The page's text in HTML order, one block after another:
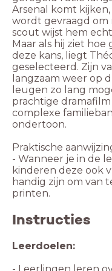
Arsenal komt
wordt gevraagd om
scout wijst hem
Maar als hij ziet
deze kans, liegt
geselecteerd. Zijn
langzaam weer op
leugen zo lang
prachtige
complexe
ondertoon.
Praktische
- Wanneer je in de
kinderen deze ook
handig zijn om van
printen.
Instructies
Leerdoelen: